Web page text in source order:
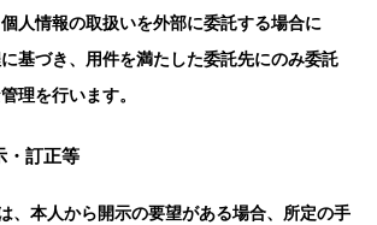
人情報の取扱いを外部に委託する場合に
基づき、用件を満たした委託先にのみ委託
理を行います。
・訂正等
、本人から開示の要望がある場合、所定の手